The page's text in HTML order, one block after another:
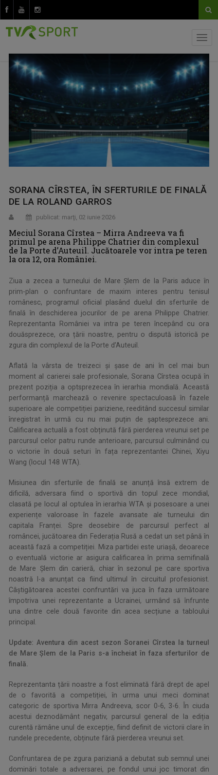
SORANA CÎRSTEA, ÎN SFERTURILE DE FINALĂ
DE LA ROLAND GARROS
publicat: marţi, 02 iunie 2026
Meciul Sorana Cîrstea – Mirra Andreeva va fi
primul pe arena Philippe Chatrier din complexul
de la Porte d’Auteuil. Jucătoarele vor intra pe teren
la ora 12, ora României.
Ziua a zecea a turneului de Mare Șlem de la Paris aduce în
prim-plan o confruntare de maxim interes pentru tenisul
românesc, programul oficial plasând duelul din sferturile de
finală în deschiderea jocurilor de pe arena Philippe Chatrier.
Reprezentanta României va intra pe teren începând cu ora
douăsprezece, ora țării noastre, pentru o dispută istorică pe
zgura din complexul de la Porte d’Auteuil.
Aflată la vârsta de treizeci și șase de ani în cel mai bun
moment al carierei sale profesionale, Sorana Cîrstea ocupă în
prezent poziția a optsprezecea în ierarhia mondială. Această
performanță marchează o revenire spectaculoasă în fazele
superioare ale competiției pariziene, reeditând succesul similar
înregistrat în urmă cu nu mai puțin de șaptesprezece ani.
Calificarea actuală a fost obținută fără pierderea vreunui set pe
parcursul celor patru runde anterioare, parcursul culminând cu
o victorie în două seturi în fața reprezentantei Chinei, Xiyu
Wang (locul 148 WTA).
Misiunea din sferturile de finală se anunță însă extrem de
dificilă, adversara fiind o sportivă din topul zece mondial,
clasată pe locul al optulea în ierarhia WTA și posesoare a unei
experiențe valoroase în fazele avansate ale turneului din
capitala Franței. Spre deosebire de parcursul perfect al
româncei, jucătoarea din Federația Rusă a cedat un set până în
această fază a competiției. Miza partidei este uriașă, deoarece
o eventuală victorie ar asigura calificarea în prima semifinală
de Mare Șlem din carieră, chiar în sezonul pe care sportiva
noastră l-a anunțat ca fiind ultimul în circuitul profesionist.
Câștigătoarea acestei confruntări va juca în faza următoare
împotriva unei reprezentante a Ucrainei, urmând să înfrunte
una dintre cele două favorite din acea secțiune a tabloului
principal.
Update: Aventura din acest sezon Soranei Cîrstea la turneul
de Mare Șlem de la Paris s-a încheiat în faza sferturilor de
finală.
Reprezentanta țării noastre a fost eliminată fără drept de apel
de o favorită a competiției, în urma unui meci dominat
categoric de sportiva Mirra Andreeva, scor 0-6, 3-6. În ciuda
acestui deznodământ negativ, parcursul general de la ediția
curentă rămâne unul de excepție, fiind definit de victorii clare în
rundele precedente, obținute fără pierderea vreunui set.
Confruntarea de pe zgura pariziană a debutat sub semnul unei
dominări totale a adversarei, pe fondul unui joc timorat din